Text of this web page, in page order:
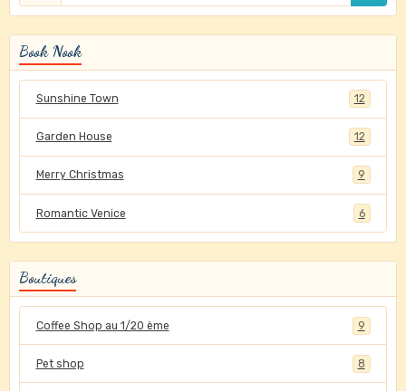
Book Nook
Sunshine Town 12
Garden House 12
Merry Christmas 9
Romantic Venice 6
Boutiques
Coffee Shop au 1/20 ème 9
Pet shop 8